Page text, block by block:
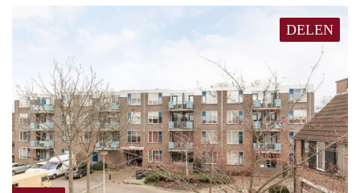
DELEN